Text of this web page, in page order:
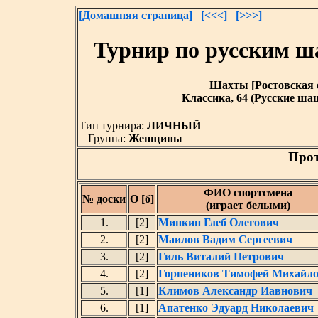
[Домашняя страница] [<<<] [>>>]
Турнир по русским
Шахты [Ростовская
Классика, 64 (Русские
Тип турнира: ЛИЧНЫЙ
Группа: Женщины
№ доски О [б]
ФИО спортсмена
(играет белыми)
1.
[2]
Минкин Глеб Олегович
2.
[2]
Маилов Вадим Сергеевич
3.
[2]
Гиль Виталий Петрович
4.
[2]
Горпеников Тимофей
5.
[1]
Климов Александр Иавнович
6.
[1]
Апатенко Эдуард Николаевич